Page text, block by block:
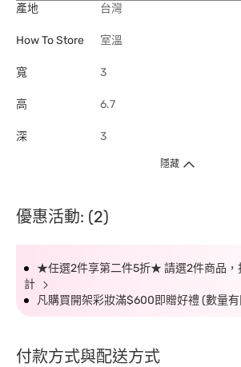
產地
台灣
How To Store 室溫
寬 3
高 6.7
深 3
隱藏
優惠活動: (2)
★任選2件享第二件5折★ 請選2件商品，
計
凡購買開架彩妝滿$600即贈好禮 (數量
付款方式與配送方式